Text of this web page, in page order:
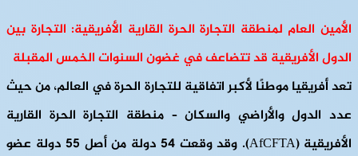
الأمين العام لمنطقة التجارة الحرة القارية الأفريقية: التجارة بين
الدول الأفريقية قد تتضاعف في غضون السنوات الخمس المقبلة
تعد أفريقيا موطنًا لأكبر اتفاقية للتجارة الحرة في العالم، من حيث
عدد الدول والأراضي والسكان – منطقة التجارة الحرة القارية
الأفريقية (AfCFTA). وقد وقعت 54 دولة من أصل 55 دولة عضو